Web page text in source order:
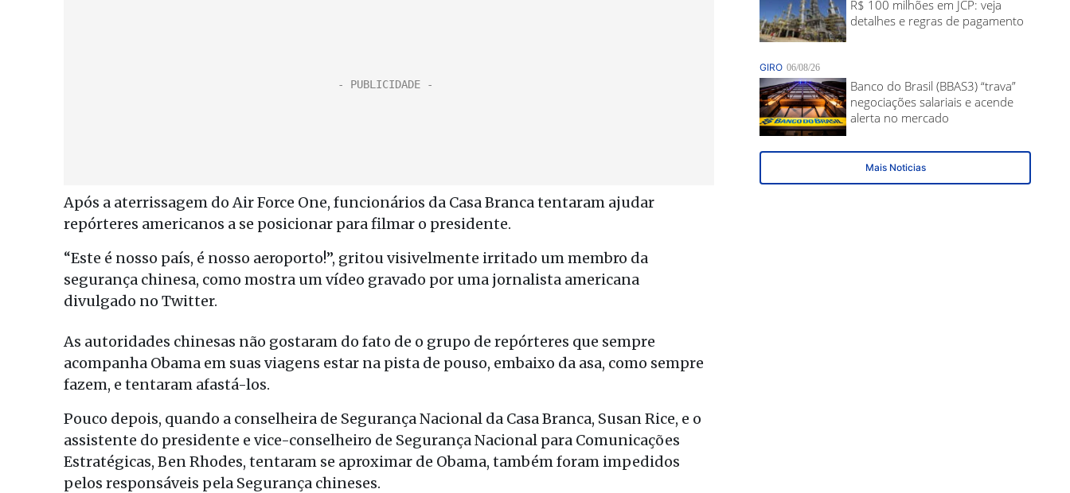
Após a aterrissagem do Air Force One, funcionários da Casa Branca tentaram ajudar
repórteres americanos a se posicionar para filmar o presidente.
“Este é nosso país, é nosso aeroporto!”, gritou visivelmente irritado um membro da
segurança chinesa, como mostra um vídeo gravado por uma jornalista americana
divulgado no Twitter.
As autoridades chinesas não gostaram do fato de o grupo de repórteres que sempre
acompanha Obama em suas viagens estar na pista de pouso, embaixo da asa, como sempre
fazem, e tentaram afastá-los.
Pouco depois, quando a conselheira de Segurança Nacional da Casa Branca, Susan Rice, e o
assistente do presidente e vice-conselheiro de Segurança Nacional para Comunicações
Estratégicas, Ben Rhodes, tentaram se aproximar de Obama, também foram impedidos
pelos responsáveis pela Segurança chineses.